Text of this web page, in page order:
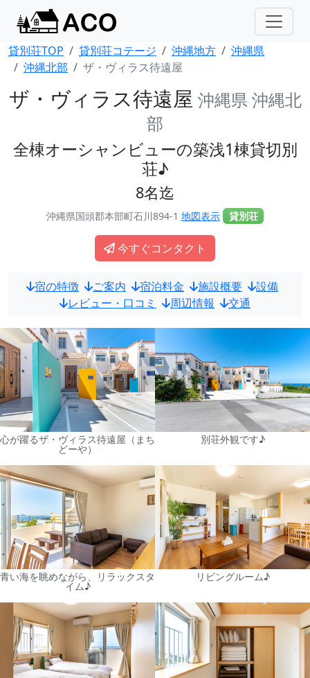
貸別荘TOP 貸別荘コテージ 沖縄地方
沖縄県
沖縄北部
ザ・ヴィラス待遠屋
ザ・ヴィラス待遠屋 沖縄県 沖縄北
部
全棟オーシャンビューの築浅1棟貸切別
荘♪
8名迄
沖縄県国頭郡本部町石川894-1 地図表示 貸別荘
今すぐコンタクト
宿の特徴 ご案内 宿泊料金 施設概要
設備
レビュー・口コミ
周辺情報 交通
心が躍るザ・ヴィラス待遠屋（まち
どーや）
別荘外観です♪
青い海を眺めながら、リラックスタ
イム♪
リビングルーム♪